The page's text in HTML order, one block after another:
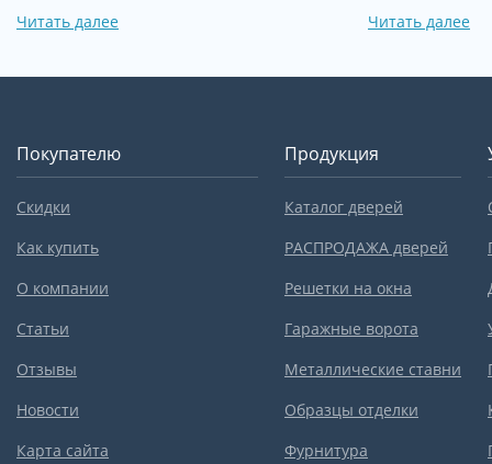
Читать далее
Читать далее
Покупателю
Скидки
Как купить
О компании
Статьи
Отзывы
Новости
Карта сайта
Продукция
Каталог дверей
РАСПРОДАЖА дверей
Решетки на окна
Гаражные ворота
Металлические ставни
Образцы отделки
Фурнитура